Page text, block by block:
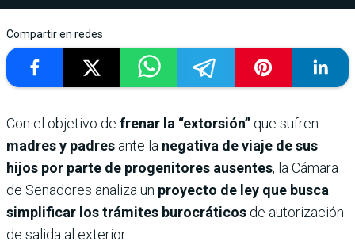
Compartir en redes
Con el objetivo de frenar la “extorsión” que sufren
madres y padres ante la negativa de viaje de sus
hijos por parte de progenitores ausentes, la Cámara
de Senadores analiza un proyecto de ley que busca
simplificar los trámites burocráticos de autorización
de salida al exterior.